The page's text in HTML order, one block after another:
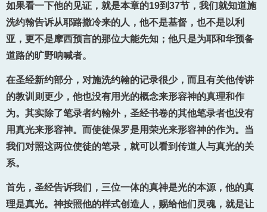
如果看一下他的见证，就是本章的19到37节，我们就知道施
洗约翰告诉从耶路撒冷来的人，他不是基督，也不是以利
亚，更不是摩西预言的那位大能先知；他只是为耶和华预备
道路的旷野呐喊者。
在圣经新约部分，对施洗约翰的记录很少，而且有关他传讲
的教训则更少，他也没有用光的概念来形容神的真理和作
为。其实除了笔录者约翰外，圣经书卷的其他笔录者也没有
用真光来形容神。而使徒保罗是用荣光来形容神的作为。当
我们对照这两位使徒的笔录，就可以看到传道人与真光的关
系。
首先，圣经告诉我们，三位一体的真神是光的本源，他的真
理是真光。神按照他的样式创造人，赐给他们灵魂，就是让